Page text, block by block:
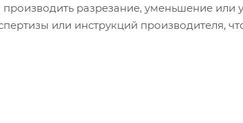
производить разрезание, уменьшение или
или инструкций производителя,